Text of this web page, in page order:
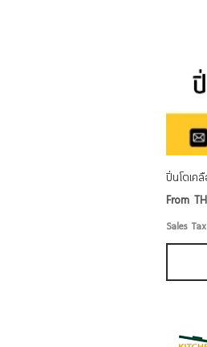
ปิ่นโตเค
From
Sale
Sales